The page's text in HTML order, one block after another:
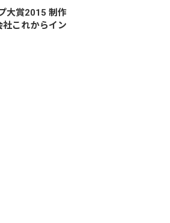
大賞2015 制作
社これからイン